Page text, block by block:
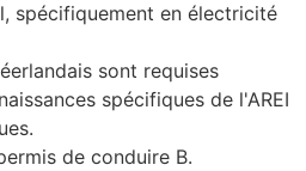
spécifiquement en électricité
sont requises
spécifiques de l'AREI
de conduire B.